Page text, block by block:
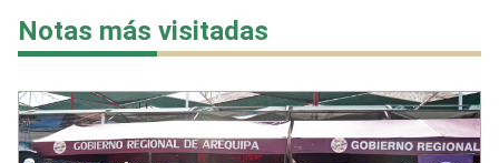
Notas más visitadas